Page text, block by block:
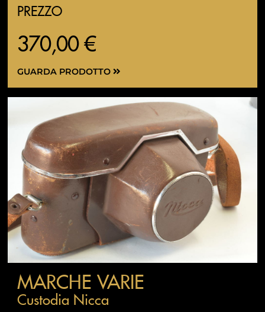
PREZZO
370,00 €
GUARDA PRODOTTO
MARCHE VARIE
Custodia Nicca